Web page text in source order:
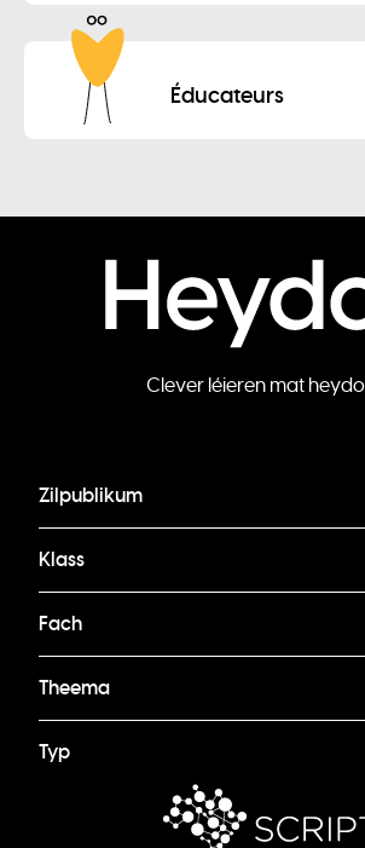
Éducateurs
Clever léieren mat
Zilpublikum
Klass
Fach
Theema
Typ